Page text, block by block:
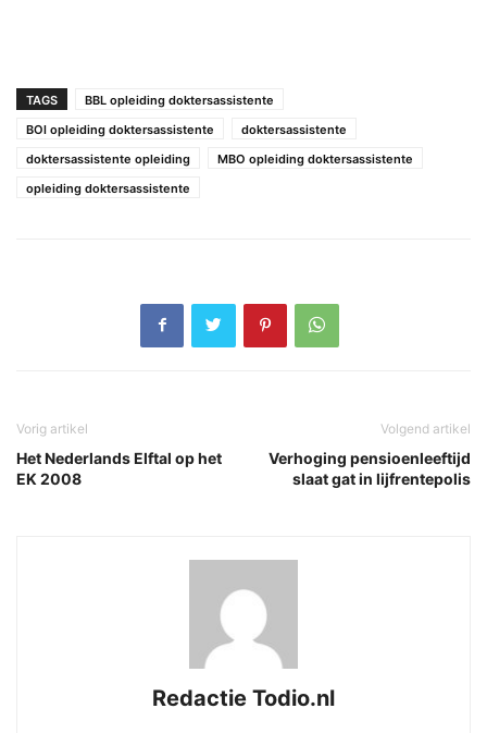
TAGS
BBL opleiding doktersassistente
BOl opleiding doktersassistente
doktersassistente
doktersassistente opleiding
MBO opleiding doktersassistente
opleiding doktersassistente
Vorig artikel
Het Nederlands Elftal op het
EK 2008
Volgend artikel
Verhoging pensioenleeftijd
slaat gat in lijfrentepolis
Redactie Todio.nl